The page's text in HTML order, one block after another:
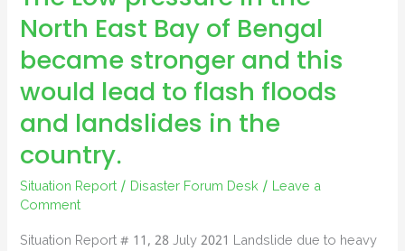
national
Disaster
management
Scout
Camp
North East Bay of Bengal
became stronger and this
would lead to flash floods
and landslides in the
country.
Situation Report/ Disaster Forum Desk / Leave a
Comment
Situation Report # 11, 28 July 2021 Landslide due to heavy